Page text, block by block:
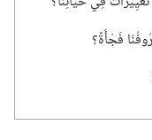
فَجْأَةً؟‏